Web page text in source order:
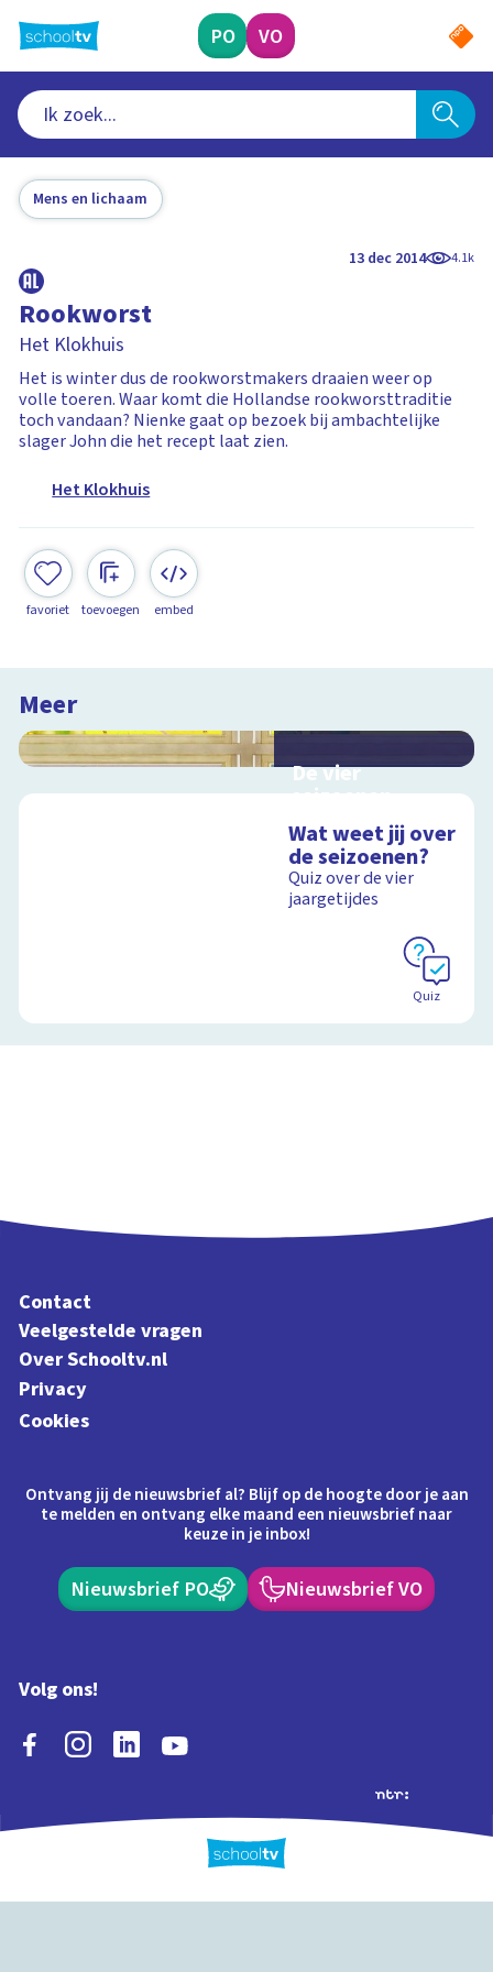
naar
hoofdinhoud
PO VO
Mens en lichaam
13 dec 2014 4.1k
Rookworst
Het Klokhuis
Het is winter dus de rookworstmakers draaien weer op
volle toeren. Waar komt die Hollandse rookworsttraditie
toch vandaan? Nienke gaat op bezoek bij ambachtelijke
slager John die het recept laat zien.
Het Klokhuis
favoriet toevoegen embed
Meer
De vier
seizoenen
schoolplaat over de
seizoenen
Schoolplaat
Wat weet jij over
de seizoenen?
Quiz over de vier
jaargetijdes
Quiz
Contact
Veelgestelde vragen
Over Schooltv.nl
Privacy
Cookies
Ontvang jij de nieuwsbrief al? Blijf op de hoogte door je aan
te melden en ontvang elke maand een nieuwsbrief naar
keuze in je inbox!
Nieuwsbrief PO Nieuwsbrief VO
Volg ons!